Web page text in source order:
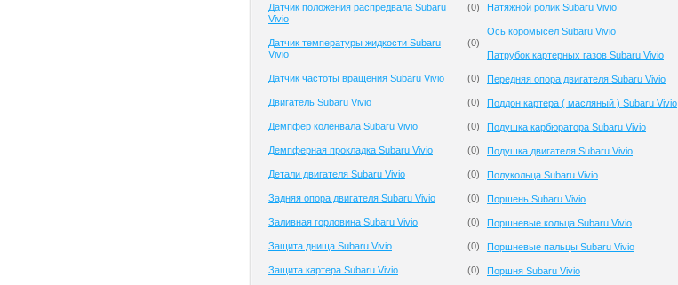
Датчик положения распредвала Subaru
Vivio
(0)
Датчик температуры жидкости Subaru
Vivio
(0)
Датчик частоты вращения Subaru Vivio (0)
Двигатель Subaru Vivio (0)
Демпфер коленвала Subaru Vivio (0)
Демпферная прокладка Subaru Vivio (0)
Детали двигателя Subaru Vivio (0)
Задняя опора двигателя Subaru Vivio (0)
Заливная горловина Subaru Vivio (0)
Защита днища Subaru Vivio (0)
Защита картера Subaru Vivio (0)
Натяжной ролик Subaru Vivio
Ось коромысел Subaru Vivio
Патрубок картерных газов Subaru Vivio
Передняя опора двигателя Subaru Vivio
Поддон картера ( масляный ) Subaru Vivio
Подушка карбюратора Subaru Vivio
Подушка двигателя Subaru Vivio
Полукольца Subaru Vivio
Поршень Subaru Vivio
Поршневые кольца Subaru Vivio
Поршневые пальцы Subaru Vivio
Поршня Subaru Vivio